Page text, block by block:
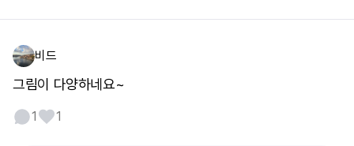
비드
그림이 다양하네요~
1 1